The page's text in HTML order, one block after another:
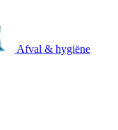
Afval & hygiëne